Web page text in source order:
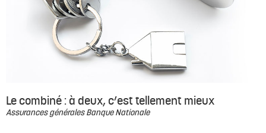
Le combiné : à deux, c’est tellement mieux
Assurances générales Banque Nationale